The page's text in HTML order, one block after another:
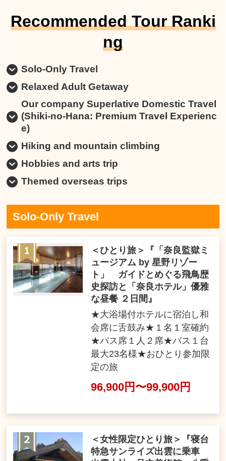
Recommended Tour Ranki
ng
Solo-Only Travel
Relaxed Adult Getaway
Our company Superlative Domestic Travel
(Shiki-no-Hana: Premium Travel Experienc
e)
Hiking and mountain climbing
Hobbies and arts trip
Themed overseas trips
Solo-Only Travel
＜ひとり旅＞『「奈良監獄ミ
ュージアム by 星野リゾー
ト」 ガイドとめぐる飛鳥歴
史探訪と「奈良ホテル」優雅
な昼餐 ２日間』
★大浴場付ホテルに宿泊し和
会席に舌鼓み★１名１室確約
★バス席１人２席★バス１台
最大23名様★おひとり参加限
定の旅
96,900円〜99,900円
＜女性限定ひとり旅＞『寝台
特急サンライズ出雲に乗車